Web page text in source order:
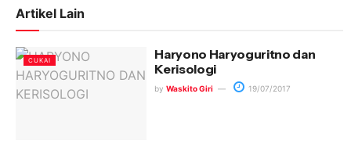
Artikel Lain
CUKAI
Haryono Haryoguritno dan
Kerisologi
by Waskito Giri 19/07/2017